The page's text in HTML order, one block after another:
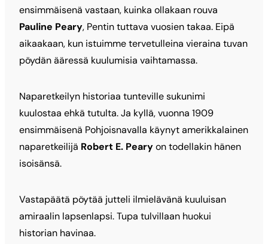
ensimmäisenä vastaan, kuinka ollakaan rouva
Pauline Peary, Pentin tuttava vuosien takaa. Eipä
aikaakaan, kun istuimme tervetulleina vieraina tuvan
pöydän ääressä kuulumisia vaihtamassa.
Naparetkeilyn historiaa tunteville sukunimi
kuulostaa ehkä tutulta. Ja kyllä, vuonna 1909
ensimmäisenä Pohjoisnavalla käynyt amerikkalainen
naparetkeilijä Robert E. Pearyon todellakin hänen
isoisänsä.
Vastapäätä pöytää jutteli ilmielävänä kuuluisan
amiraalin lapsenlapsi. Tupa tulvillaan huokui
historian havinaa.